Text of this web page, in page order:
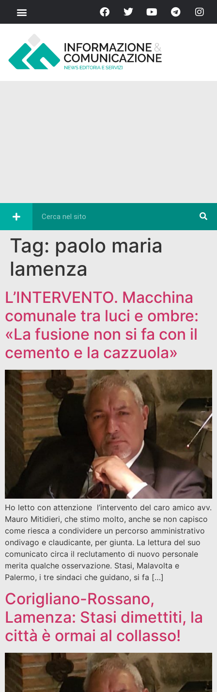
Tag: paolo maria
lamenza
L’INTERVENTO. Macchina
comunale tra luci e ombre:
«La fusione non si fa con il
cemento e la cazzuola»
Ho letto con attenzione l’intervento del caro amico avv.
Mauro Mitidieri, che stimo molto, anche se non capisco
come riesca a condividere un percorso amministrativo
ondivago e claudicante, per giunta. La lettura del suo
comunicato circa il reclutamento di nuovo personale
merita qualche osservazione. Stasi, Malavolta e
Palermo, i tre sindaci che guidano, si fa […]
Corigliano-Rossano,
Lamenza: Stasi dimettiti, la
città è ormai al collasso!